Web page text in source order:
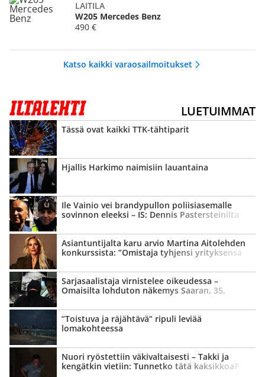
LAITILA
W205 Mercedes Benz
490 €
Katso kaikki varaosailmoitukset
LUETUIMMAT
Tässä ovat kaikki TTK-tähtiparit
Hjallis Harkimo naimisiin lauantaina
Ile Vainio vei brandypullon poliisi­asemalle
sovinnon eleeksi – IS: Dennis Pasters­teinilta
Asian­tuntijalta karu arvio Martina Aitolehden
konkurssista: ”Omistaja tyhjensi yrityksensä
Sarja­saalistaja virnistelee oikeudessa –
Omaisilta lohduton näkemys Saaran, 35,
”Toistuva ja räjähtävä” ripuli leviää
lomakohteessa
Nuori ryöstettiin väki­valtaisesti – Takki ja
kengätkin vietiin: Tunnetko tätä kaksikkoa?